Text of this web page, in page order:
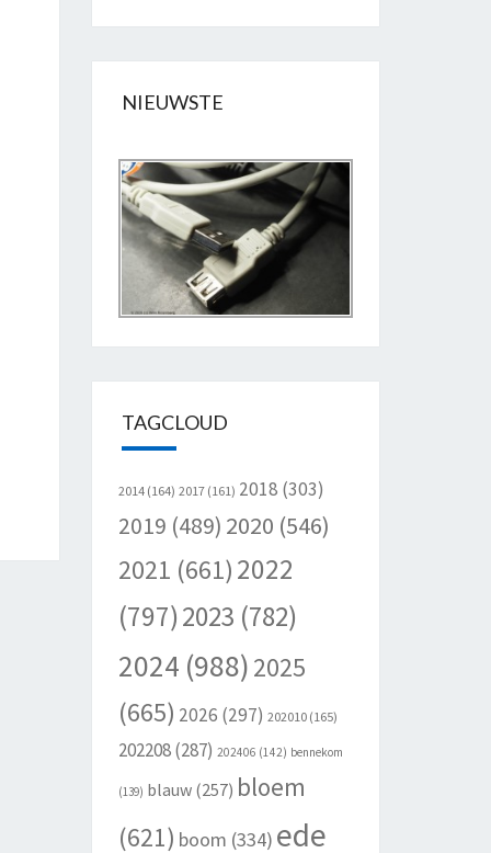
NIEUWSTE
TAGCLOUD
2014(164) 2017(161) 2018 (303)
2019 (489) 2020 (546)
2021 (661) 2022
(797)2023 (782)
2024 (988) 2025
(665) 2026 (297) 202010(165)
202208(287) 202406 (142) bennekom
(139) blauw(257) bloem
(621) boom (334) ede